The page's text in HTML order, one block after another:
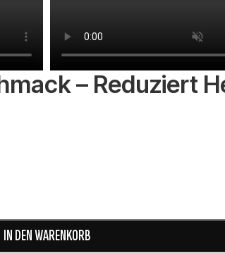
– Reduziert
IN DEN WARENKORB